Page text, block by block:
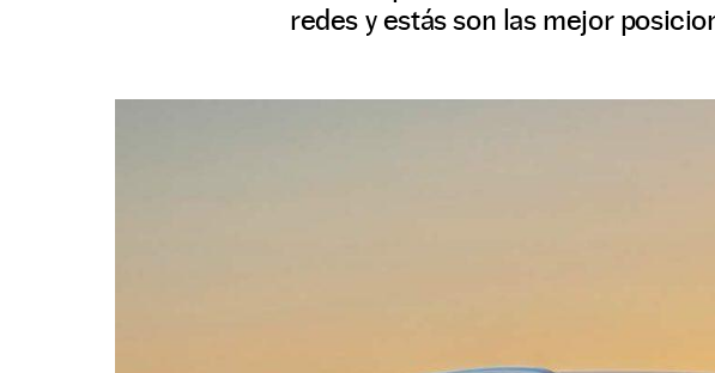
redes y estás son las mejor